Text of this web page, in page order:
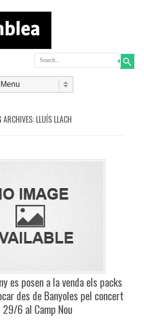
ARCHIVES: LLUÍS LLACH
es posen a la venda els packs
des de Banyoles pel concert
29/6 al Camp Nou